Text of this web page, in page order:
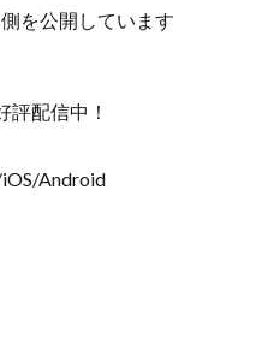
を公開しています
評配信中！
Android